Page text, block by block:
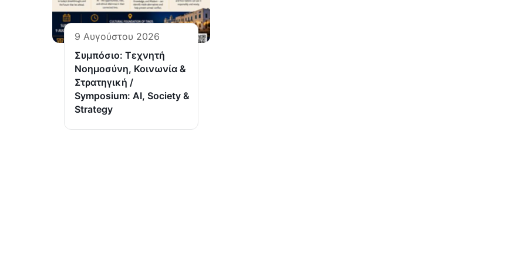
9 Αυγούστου 2026
Συμπόσιο: Τεχνητή
Νοημοσύνη, Κοινωνία &
Στρατηγική /
Symposium: AI, Society &
Strategy